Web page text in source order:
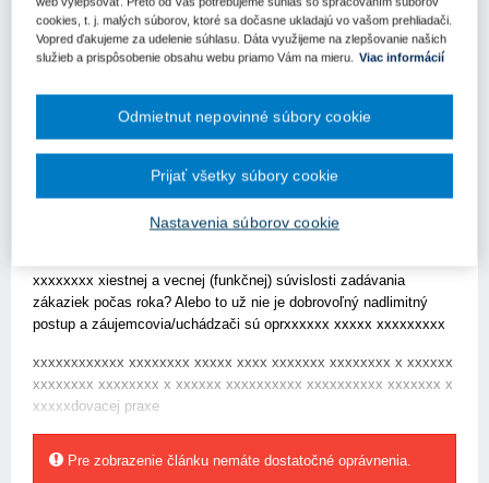
xxx xxxxxxxxxx xxx xx xxxxxxxxxxxxxxx xxxxxx xxxktronických
komunikačných schránok Ústredného portálu verejnej správy
(eDesk) obrátili na Úrad pre verejné obstarávanie (ďalej len „úrad“)
xxxxxx xx xxxxxxxx xxxx x xxxxxxxx xxxxxxxxxxx x x xxxxx x
(ďalej len „zákon o verejnom obstarávaní“).
dobrovoľným nadlimitným postuxxxx xxxx xxx xx xxxxx xxxxx
xxxxxxxx xiestnej a vecnej (funkčnej) súvislosti zadávania
zákaziek počas roka? Alebo to už nie je dobrovoľný nadlimitný
postup a záujemcovia/uchádzači sú oprxxxxxx xxxxx xxxxxxxxx
xxxxxxxxxxxx xxxxxxxx xxxxx xxxx xxxxxxx xxxxxxxx x xxxxxx
xxxxxxxx xxxxxxxx x xxxxxx xxxxxxxxxx xxxxxxxxxx xxxxxxx x
xxxxxdovacej praxe
Pre zobrazenie článku nemáte dostatočné oprávnenia.
cookies, t. j. malých súborov, ktoré sa dočasne ukladajú vo vašom prehliadači.
Vopred ďakujeme za udelenie súhlasu. Dáta využijeme na zlepšovanie našich
služieb a prispôsobenie obsahu webu priamo Vám na mieru.
Viac informácií
Nastavenia súborov cookie
Odmietnut nepovinné súbory cookie
Prijať všetky súbory cookie